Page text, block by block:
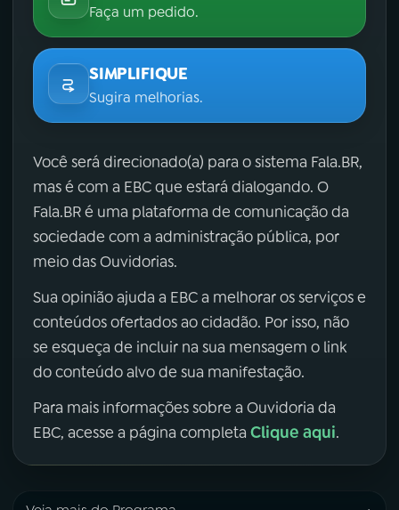
Faça um pedido.
SIMPLIFIQUE
Sugira melhorias.
Você será direcionado(a) para o sistema Fala.BR,
mas é com a EBC que estará dialogando. O
Fala.BR é uma plataforma de comunicação da
sociedade com a administração pública, por
meio das Ouvidorias.
Sua opinião ajuda a EBC a melhorar os serviços e
conteúdos ofertados ao cidadão. Por isso, não
se esqueça de incluir na sua mensagem o link
do conteúdo alvo de sua manifestação.
Para mais informações sobre a Ouvidoria da
EBC, acesse a página completa Clique aqui.